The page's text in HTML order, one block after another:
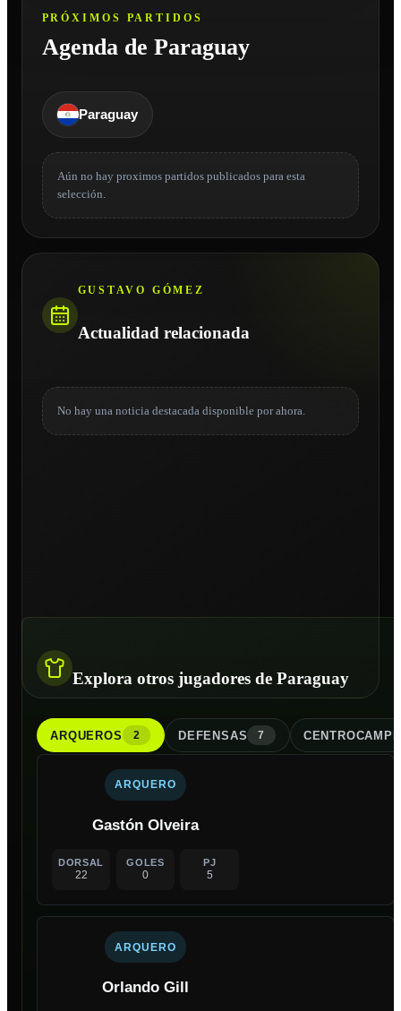
PRÓXIMOS PARTIDOS
Agenda de Paraguay
Paraguay
Aún no hay proximos partidos publicados para esta
selección.
GUSTAVO GÓMEZ
Actualidad relacionada
No hay una noticia destacada disponible por ahora.
Explora otros jugadores de Paraguay
ARQUEROS 2 DEFENSAS 7
ARQUERO
Gastón Olveira
DORSAL
22
GOLES
0
PJ
5
ARQUERO
Orlando Gill